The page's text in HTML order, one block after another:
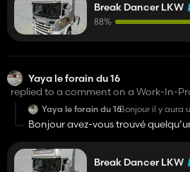
Break Dancer LKW
88%
Yaya le forain du 16
replied to a comment on a Work-In-
Yaya le forain du 16Bonjour il y aura
camion
Bonjour avez-vous trouvé
Break Dancer LKW